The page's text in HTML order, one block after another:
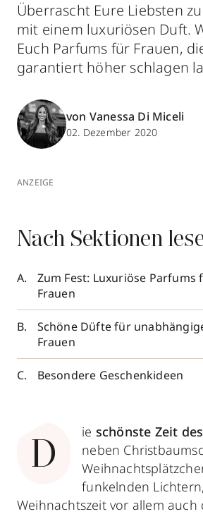
Überrascht Eure Liebsten
mit einem luxuriösen Duft.
Euch Parfums für Frauen,
garantiert höher schlagen
von Vanessa Di Miceli
02. Dezember 2020
ANZEIGE
Nach Sektionen
Zum Fest: Luxuriöse Parfums
Frauen
Schöne Düfte für
Frauen
Besondere Geschenkideen
D
ie schönste Zeit
neben
funkelnden
Weihnachtszeit vor allem auch